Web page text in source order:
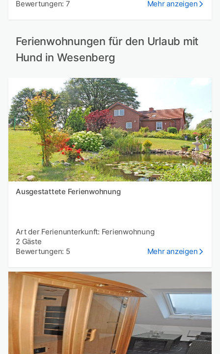
Bewertungen: 7 Mehr anzeigen
Ferienwohnungen für den Urlaub mit
Hund in Wesenberg
Ausgestattete Ferienwohnung
Art der Ferienunterkunft: Ferienwohnung
2 Gäste
Bewertungen: 5
Mehr anzeigen